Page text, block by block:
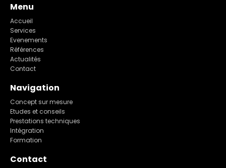
Menu
Accueil
Services
Evenements
Références
Actualités
Contact
Navigation
Concept sur mesure
Etudes et conseils
Prestations techniques
Intégration
Formation
Contact